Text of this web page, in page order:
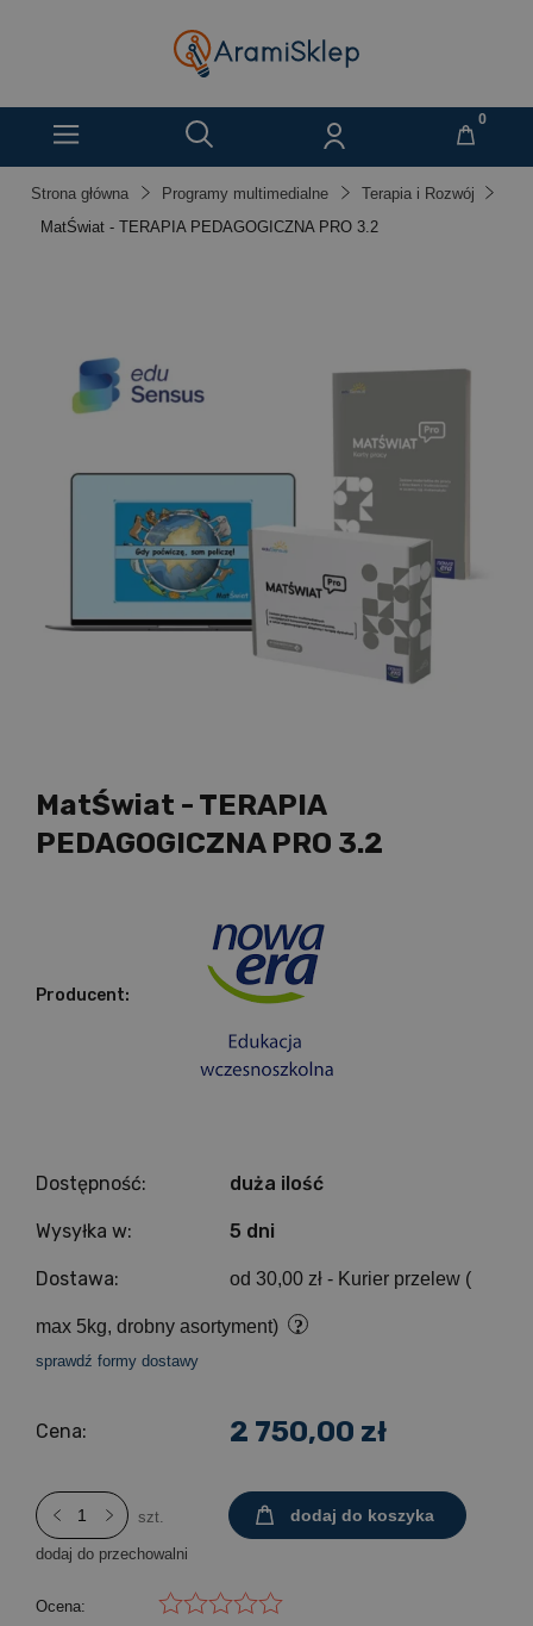
Strona główna Programy multimedialne
Terapia i Rozwój
MatŚwiat - TERAPIA PEDAGOGICZNA PRO 3.2
MatŚwiat - TERAPIA
PEDAGOGICZNA PRO 3.2
Producent:
Dostępność: duża ilość
Wysyłka w: 5 dni
Dostawa: od 30,00 zł - Kurier przelew (
max 5kg, drobny asortyment)
sprawdź formy dostawy
Cena: 2 750,00 zł
szt. dodaj do koszyka
dodaj do przechowalni
Ocena: